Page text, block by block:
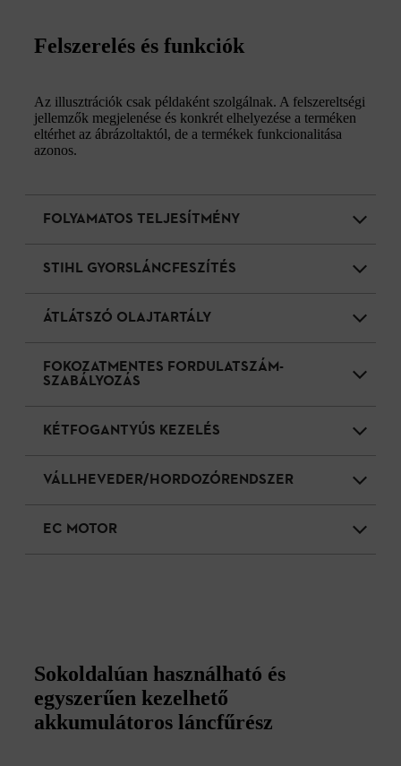
Felszerelés és funkciók
Az illusztrációk csak példaként szolgálnak. A felszereltségi
jellemzők megjelenése és konkrét elhelyezése a terméken
eltérhet az ábrázoltaktól, de a termékek funkcionalitása
azonos.
FOLYAMATOS TELJESÍTMÉNY
STIHL GYORSLÁNCFESZÍTÉS
ÁTLÁTSZÓ OLAJTARTÁLY
FOKOZATMENTES FORDULATSZÁM-
SZABÁLYOZÁS
KÉTFOGANTYÚS KEZELÉS
VÁLLHEVEDER/HORDOZÓRENDSZER
EC MOTOR
Sokoldalúan használható és
egyszerűen kezelhető
akkumulátoros láncfűrész